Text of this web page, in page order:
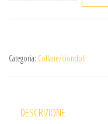
Categoria: Collane/ciondoli
DESCRIZIONE